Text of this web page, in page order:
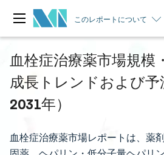
このレポートについて
血栓症治療薬市場規模
成長トレンドおよび予
2031年）
血栓症治療薬市場レポートは、薬